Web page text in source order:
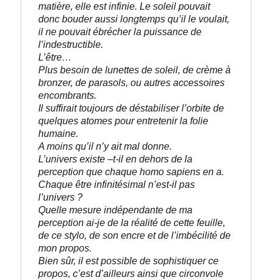
matière, elle est infinie. Le soleil pouvait
donc bouder aussi longtemps qu’il le voulait,
il ne pouvait ébrécher la puissance de
l’indestructible.
L’être…
Plus besoin de lunettes de soleil, de crème à
bronzer, de parasols, ou autres accessoires
encombrants.
Il suffirait toujours de déstabiliser l’orbite de
quelques atomes pour entretenir la folie
humaine.
A moins qu’il n’y ait mal donne.
L’univers existe –t-il en dehors de la
perception que chaque homo sapiens en a.
Chaque être infinitésimal n’est-il pas
l’univers ?
Quelle mesure indépendante de ma
perception ai-je de la réalité de cette feuille,
de ce stylo, de son encre et de l’imbécilité de
mon propos.
Bien sûr, il est possible de sophistiquer ce
propos, c’est d’ailleurs ainsi que circonvole